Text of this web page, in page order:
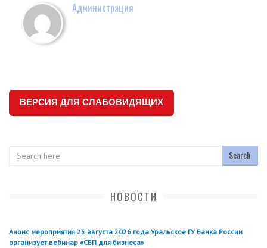
Администрация
ВЕРСИЯ ДЛЯ СЛАБОВИДЯЩИХ
НОВОСТИ
Анонс мероприятия 25 августа 2026 года Уральское ГУ Банка России
организует вебинар «СБП для бизнеса»